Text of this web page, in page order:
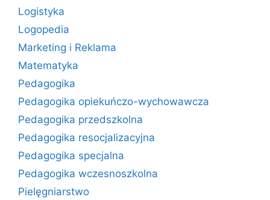
Logistyka
Logopedia
Marketing i Reklama
Matematyka
Pedagogika
Pedagogika opiekuńczo-wychowawcza
Pedagogika przedszkolna
Pedagogika resocjalizacyjna
Pedagogika specjalna
Pedagogika wczesnoszkolna
Pielęgniarstwo